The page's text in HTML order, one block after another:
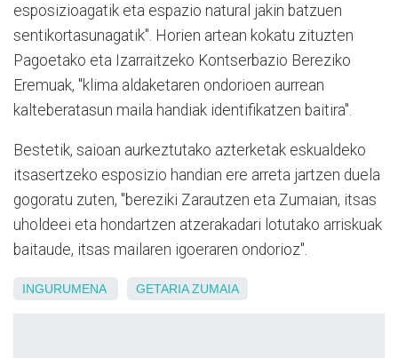
esposizioagatik eta espazio natural jakin batzuen
sentikortasunagatik". Horien artean kokatu zituzten
Pagoetako eta Izarraitzeko Kontserbazio Bereziko
Eremuak, "klima aldaketaren ondorioen aurrean
kalteberatasun maila handiak identifikatzen baitira".
Bestetik, saioan aurkeztutako azterketak eskualdeko
itsasertzeko esposizio handian ere arreta jartzen duela
gogoratu zuten, "bereziki Zarautzen eta Zumaian, itsas
uholdeei eta hondartzen atzerakadari lotutako arriskuak
baitaude, itsas mailaren igoeraren ondorioz".
INGURUMENA GETARIA ZUMAIA